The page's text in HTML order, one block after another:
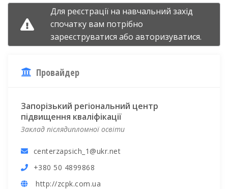
Для реєстрації на навчальний захід
спочатку вам потрібно
зареєструватися або авторизуватися.
Провайдер
Запорізький регіональний центр
підвищення кваліфікації
Заклад післядипломної освіти
centerzapsich_1@ukr.net
+380 50 4899868
http://zcpk.com.ua